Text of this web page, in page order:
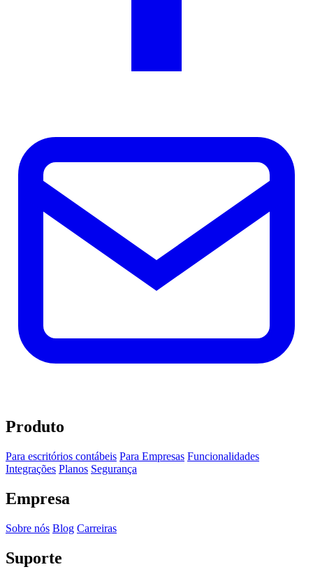
Produto
Para escritórios contábeis Para Empresas Funcionalidades
Integrações Planos Segurança
Empresa
Sobre nós Blog Carreiras
Suporte